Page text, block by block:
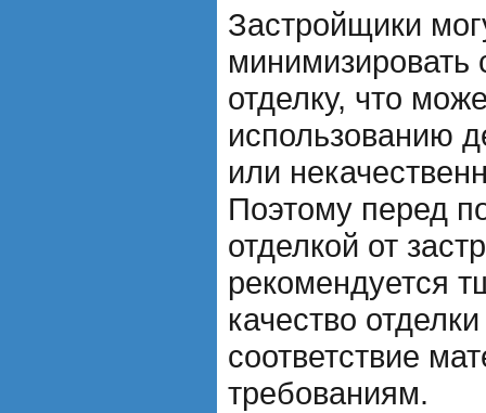
Застройщики
минимизировать
отделку, что
использованию
или
Поэтому перед
отделкой от
рекомендуется
качество
соответствие
требованиям.